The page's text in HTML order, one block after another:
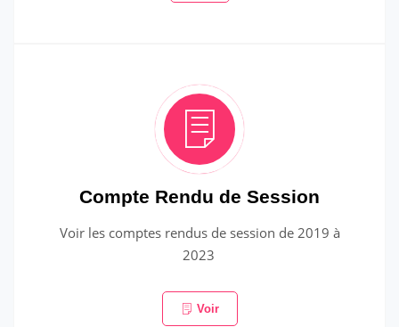
Compte Rendu de Session
Voir les comptes rendus de session de 2019 à
2023
Voir